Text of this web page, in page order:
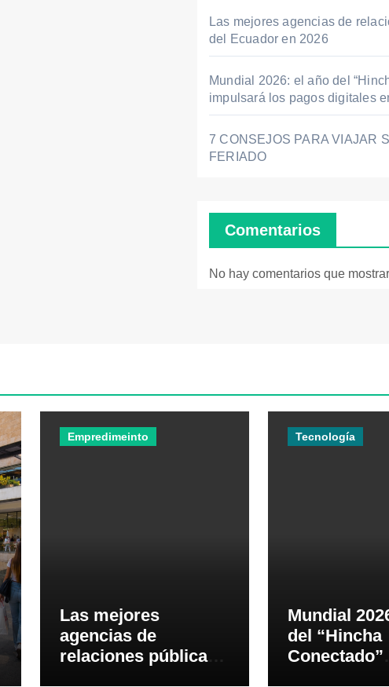
Las mejores agencias de
del Ecuador en 2026
Mundial 2026: el año del
impulsará los pagos digitales
7 CONSEJOS PARA VIAJAR
FERIADO
Comentarios
No hay comentarios que
Empredimeinto
Las mejores
agencias de
relaciones públicas
Tecnología
Mundial
del “Hincha
Conectado”